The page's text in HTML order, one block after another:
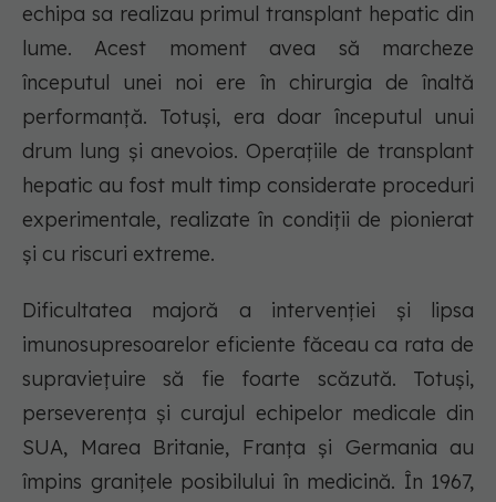
echipa sa realizau primul transplant hepatic din
lume. Acest moment avea să marcheze
începutul unei noi ere în chirurgia de înaltă
performanță. Totuși, era doar începutul unui
drum lung și anevoios. Operațiile de transplant
hepatic au fost mult timp considerate proceduri
experimentale, realizate în condiții de pionierat
și cu riscuri extreme.
Dificultatea majoră a intervenției și lipsa
imunosupresoarelor eficiente făceau ca rata de
supraviețuire să fie foarte scăzută. Totuși,
perseverența și curajul echipelor medicale din
SUA, Marea Britanie, Franța și Germania au
împins granițele posibilului în medicină. În 1967,